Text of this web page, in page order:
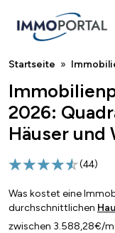
Breadcrumb
Startseite
2026:
Häuser und
(44)
Was kostet eine
durchschnittlichen
zwischen 3.588,28€/m